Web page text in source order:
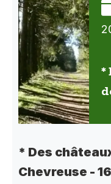
*
* Des
Chevreuse -